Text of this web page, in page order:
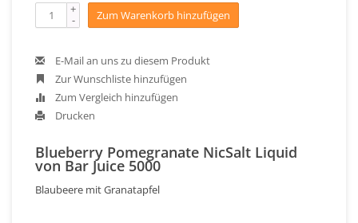
+
- Zum Warenkorb hinzufügen
E-Mail an uns zu diesem Produkt
Zur Wunschliste hinzufügen
Zum Vergleich hinzufügen
Drucken
Blueberry Pomegranate NicSalt Liquid
von Bar Juice 5000
Blaubeere mit Granatapfel